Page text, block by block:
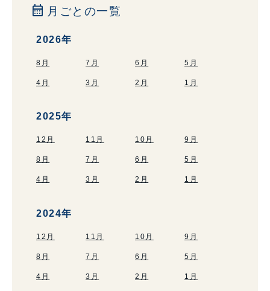
calendar_month 月ごとの一覧
2026年
8月 7月 6月 5月
4月 3月 2月 1月
2025年
12月 11月 10月 9月
8月 7月 6月 5月
4月 3月 2月 1月
2024年
12月 11月 10月 9月
8月 7月 6月 5月
4月 3月 2月 1月